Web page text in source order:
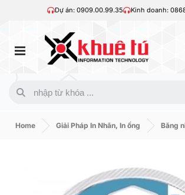
Dự án: 0909.00.99.35 Kinh doanh:
Home Giải Pháp In Nhãn, In ống Băng